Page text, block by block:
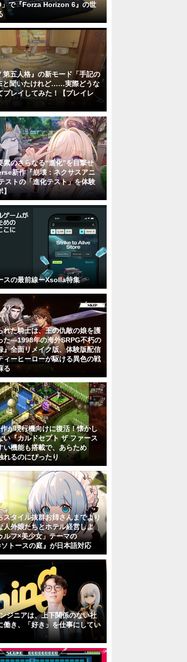
で『Forza Horizon 6』の世
五人格』の新モード「手記の
と聞いたけれど……実際どうな
プレイしてみた！【プレイレ
素のさらなる“進化”を目撃せ
新作『崩壊：ネクサスアニ
ストの「進化テスト」を体験
スの最前線ーXsolla特集
れた騎士は、王の仇敵の娘を護
た―1998年の海外SRPG不朽の
』全面リメイク版、体験版配信
ィーヒーローが駆ける異色の戦
る
が現行機向けに復活！懐かし
い『カルドセプト ザ ファース
い機能も搭載で、あらため
れるのにぴったり
スタイル抜群お姉さんまでより
人外娘たちとホテル経営しよ
ルフ×美少女」テーマの
トースの庭』が日本語対応
ジニアは、上下関係のない社
働き、「好き」を仕事にしてい